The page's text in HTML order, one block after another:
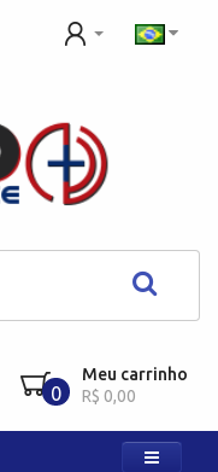
0
Meu carrinho
R$ 0,00